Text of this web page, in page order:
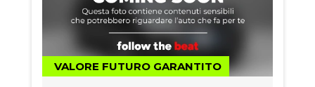
VALORE FUTURO GARANTITO